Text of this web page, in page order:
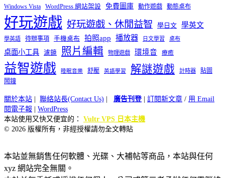
Windows Vista WordPress 網站架設 免費圖庫 動作遊戲 動態桌布
好玩遊戲 好玩遊戲、休閒益智 學日文 學英文
學英語 待辦事項 手機桌布 拍照app 播放器 日文學習 桌布
桌面小工具 濾鏡 照片編輯 物理遊戲 環境音 療癒
益智遊戲 睡眠音樂 舒壓 英語學習 解謎遊戲 計時器
貼圖
鬧鐘
關於本站 | 聯絡站長(Contact Us) | 廣告刊登| 訂閱新文章 / 用 Email
閱電子報 | WordPress
本站使用又快又便宜的： Vultr VPS 日本主機
© 2026 版權所有，非經授權請勿全文轉貼
本站並無銷售任何軟體、光碟、大補帖等商品，本站與任何
xyz 網站完全無關。